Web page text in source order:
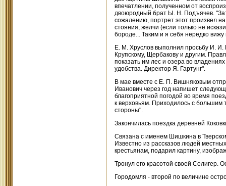
впечатлении, полученном от
двоюродный брат Ы. Н. Подъячев.
сожалению, портрет этот произвел
стояния, желчи (если только не
бороде... Таким и я себя нередко
Е. М. Хруслов выполнил просьбу И.
Крупскому, Щербакову и другим.
показать им лес и озера во
удобства. Директор Я. Гартунг".
В мае вместе с Е. П. Вишняковым
Иванович через год напишет
благоприятной погодой во время
к верховьям. Приходилось с большим
стороны".
Закончилась поездка деревней
Связана с именем Шишкина в
Известно из рассказов людей
крестьянам, подарил картину,
Тронул его красотой своей Селигер.
Городомля - второй по величине